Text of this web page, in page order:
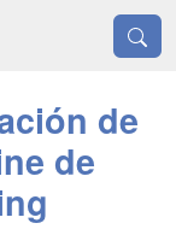
de
de